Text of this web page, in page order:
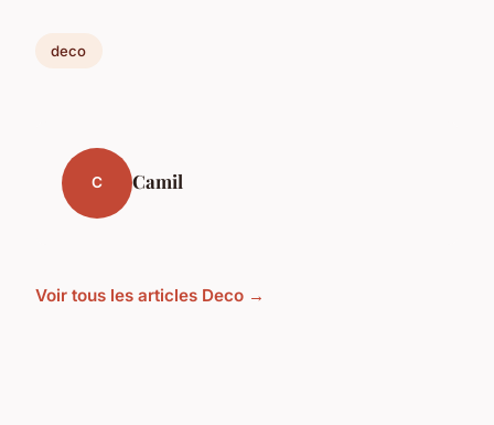
deco
C Camil
Voir tous les articles Deco →